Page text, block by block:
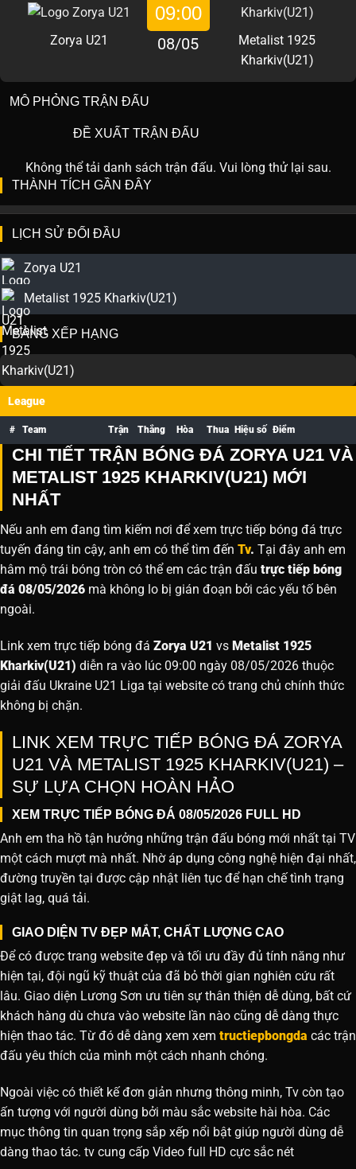
Zorya U21
09:00
08/05
Metalist 1925
Kharkiv(U21)
MÔ PHỎNG TRẬN ĐẤU
ĐỀ XUẤT TRẬN ĐẤU
Không thể tải danh sách trận đấu. Vui lòng thử lại sau.
THÀNH TÍCH GẦN ĐÂY
LỊCH SỬ ĐỐI ĐẦU
Zorya U21
Metalist 1925 Kharkiv(U21)
BẢNG XẾP HẠNG
League
# Team Trận Thắng Hòa Thua Hiệu số Điểm
CHI TIẾT TRẬN BÓNG ĐÁ ZORYA U21 VÀ
METALIST 1925 KHARKIV(U21) MỚI
NHẤT
Nếu anh em đang tìm kiếm nơi để xem trực tiếp bóng đá trực
tuyến đáng tin cậy, anh em có thể tìm đến Tv. Tại đây anh em
hâm mộ trái bóng tròn có thể em các trận đấu trực tiếp bóng
đá 08/05/2026 mà không lo bị gián đoạn bởi các yếu tố bên
ngoài.
Link xem trực tiếp bóng đá Zorya U21 vs Metalist 1925
Kharkiv(U21) diễn ra vào lúc 09:00 ngày 08/05/2026 thuộc
giải đấu Ukraine U21 Liga tại website có trang chủ chính thức
không bị chặn.
LINK XEM TRỰC TIẾP BÓNG ĐÁ ZORYA
U21 VÀ METALIST 1925 KHARKIV(U21) –
SỰ LỰA CHỌN HOÀN HẢO
XEM TRỰC TIẾP BÓNG ĐÁ 08/05/2026 FULL HD
Anh em tha hồ tận hưởng những trận đấu bóng mới nhất tại TV
một cách mượt mà nhất. Nhờ áp dụng công nghệ hiện đại nhất,
đường truyền tại được cập nhật liên tục để hạn chế tình trạng
giật lag, quá tải.
GIAO DIỆN TV ĐẸP MẮT, CHẤT LƯỢNG CAO
Để có được trang website đẹp và tối ưu đầy đủ tính năng như
hiện tại, đội ngũ kỹ thuật của đã bỏ thời gian nghiên cứu rất
lâu. Giao diện Lương Sơn ưu tiên sự thân thiện dễ dùng, bất cứ
khách hàng dù chưa vào website lần nào cũng dễ dàng thực
hiện thao tác. Từ đó dễ dàng xem xem tructiepbongda các trận
đấu yêu thích của mình một cách nhanh chóng.
Ngoài việc có thiết kế đơn giản nhưng thông minh, Tv còn tạo
ấn tượng với người dùng bởi màu sắc website hài hòa. Các
mục thông tin quan trọng sắp xếp nổi bật giúp người dùng dễ
dàng thao tác. tv cung cấp Video full HD cực sắc nét